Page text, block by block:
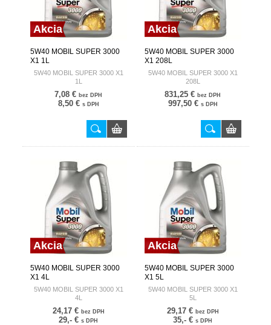
Akcia
5W40 MOBIL SUPER 3000
X1 1L
5W40 MOBIL SUPER 3000 X1
1L
7,08 € bez DPH
8,50 € s DPH
Akcia
5W40 MOBIL SUPER 3000
X1 208L
5W40 MOBIL SUPER 3000 X1
208L
831,25 € bez DPH
997,50 € s DPH
Akcia
5W40 MOBIL SUPER 3000
X1 4L
5W40 MOBIL SUPER 3000 X1
4L
24,17 € bez DPH
29,- € s DPH
Akcia
5W40 MOBIL SUPER 3000
X1 5L
5W40 MOBIL SUPER 3000 X1
5L
29,17 € bez DPH
35,- € s DPH